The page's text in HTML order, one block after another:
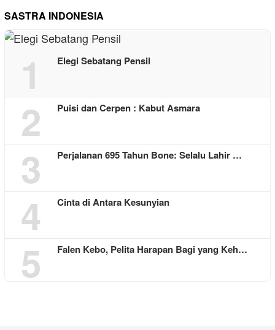
SASTRA INDONESIA
1 Elegi Sebatang Pensil
2 Puisi dan Cerpen : Kabut Asmara
3 Perjalanan 695 Tahun Bone: Selalu Lahir …
4 Cinta di Antara Kesunyian
5 Falen Kebo, Pelita Harapan Bagi yang Keh…